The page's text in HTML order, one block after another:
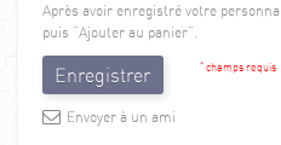
Après avoir enregistré votre
puis "Ajouter au panier".
Enregistrer * champs requis
Envoyer à un ami